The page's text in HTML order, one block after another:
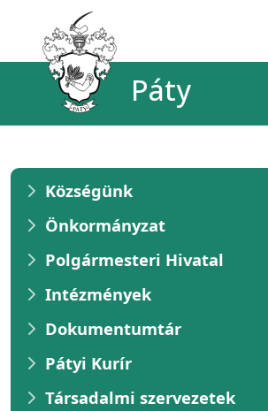
Páty
Községünk
Önkormányzat
Polgármesteri Hivatal
Intézmények
Dokumentumtár
Pátyi Kurír
Társadalmi szervezetek